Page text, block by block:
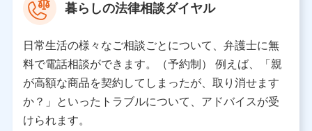
※ 当社および株式会社NTTドコモは、お客さまの情報を利
データ憲章」に定める行動原則を順守します 。
※ パーソナルデータダッシュボードの「第三者提供の管
理」の設定状態にかかわらず、共同利用する場合がありま
※ dポイントクラブ会員ではないお客さま（2019年12月11
日以降、一度もdポイントクラブ会員であったことがないお
暮らしの法律相談ダイヤル
日常生活の様々なご相談ごとについて、弁護士に無
料で電話相談ができます。（予約制） 例えば、「親
が高額な商品を契約してしまったが、取り消せます
か？」といったトラブルについて、アドバイスが受
けられます。